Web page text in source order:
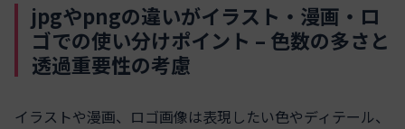
jpgやpngの違いがイラスト・漫画・ロ
ゴでの使い分けポイント – 色数の多さと
透過重要性の考慮
イラストや漫画、ロゴ画像は表現したい色やディテール、